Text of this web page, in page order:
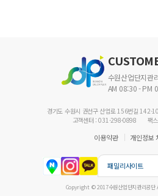
수원산업단지관
AM 08:30 - PM
경기도 수원시 권선구 산업로 156번길 142-
고객센터 : 031-298-0898
팩
이용약관 개인정보
패밀리사이트
Copyright © 2017수원산업단지관리공